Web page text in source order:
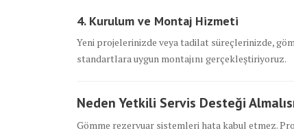
4. Kurulum ve Montaj Hizmeti
Yeni projelerinizde veya tadilat süreçlerinizde,
standartlara uygun montajını gerçekleştiriyoruz.
Neden Yetkili Servis Desteği
Gömme rezervuar sistemleri hata kabul etmez.